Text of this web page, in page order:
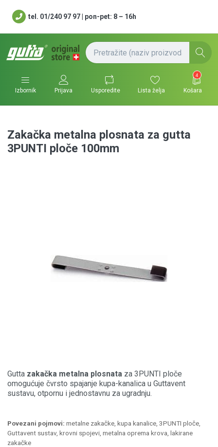
tel. 01/240 97 97 | pon-pet: 8 – 16h
Izbornik Prijava Usporedite Lista želja
4
Košara
Zakačka metalna plosnata za gutta
3PUNTI ploče 100mm
Gutta zakačka metalna plosnata za 3PUNTI ploče
omogućuje čvrsto spajanje kupa-kanalica u Guttavent
sustavu, otpornu i jednostavnu za ugradnju.
Povezani pojmovi: metalne zakačke, kupa kanalice, 3PUNTI ploče,
Guttavent sustav, krovni spojevi, metalna oprema krova, lakirane
zakačke